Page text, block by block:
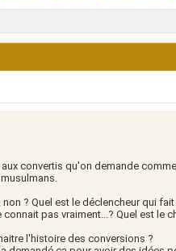
convertis qu'on demande
? Quel est le déclencheur qui
pas vraiment...? Quel est le
l'histoire des conversions ?